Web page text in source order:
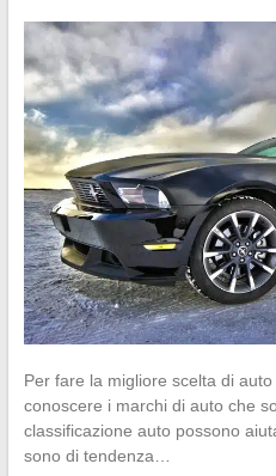
Per fare la migliore scelta di
conoscere i marchi di auto che
classificazione auto possono
sono di tendenza…